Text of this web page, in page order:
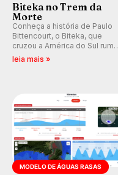
Biteka no Trem da
Morte
Conheça a história de Paulo
Bittencourt, o Biteka, que
cruzou a América do Sul rumo
ao Pacífico em uma jornada
leia mais »
MODELO DE ÁGUAS RASAS